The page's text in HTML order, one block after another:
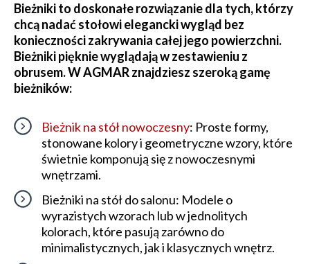
Bieżniki to doskonałe rozwiązanie dla tych, którzy
chcą nadać stołowi elegancki wygląd bez
konieczności zakrywania całej jego powierzchni.
Bieżniki pięknie wyglądają w zestawieniu z
obrusem. W AGMAR znajdziesz szeroką gamę
bieżników:
Bieżnik na stół nowoczesny: Proste formy,
stonowane kolory i geometryczne wzory, które
świetnie komponują się z nowoczesnymi
wnętrzami.
Bieżniki na stół do salonu: Modele o
wyrazistych wzorach lub w jednolitych
kolorach, które pasują zarówno do
minimalistycznych, jak i klasycznych wnętrz.